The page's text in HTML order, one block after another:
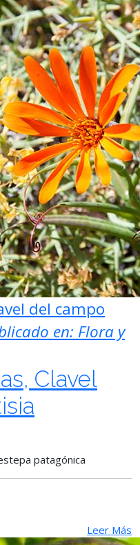
del campo
en: Flora y
Clavel
patagónica
Leer Más